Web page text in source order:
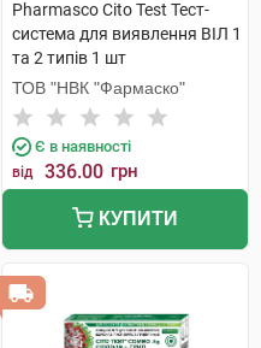
Pharmasco Cito Test Тест-
система для виявлення ВІЛ 1
та 2 типів 1 шт
ТОВ "НВК "Фармаско"
Є в наявності
від 336.00 грн
КУПИТИ